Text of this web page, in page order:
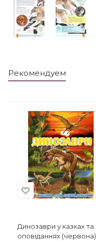
Рекомендуем
Динозаври у казках та
оповіданнях (червона)